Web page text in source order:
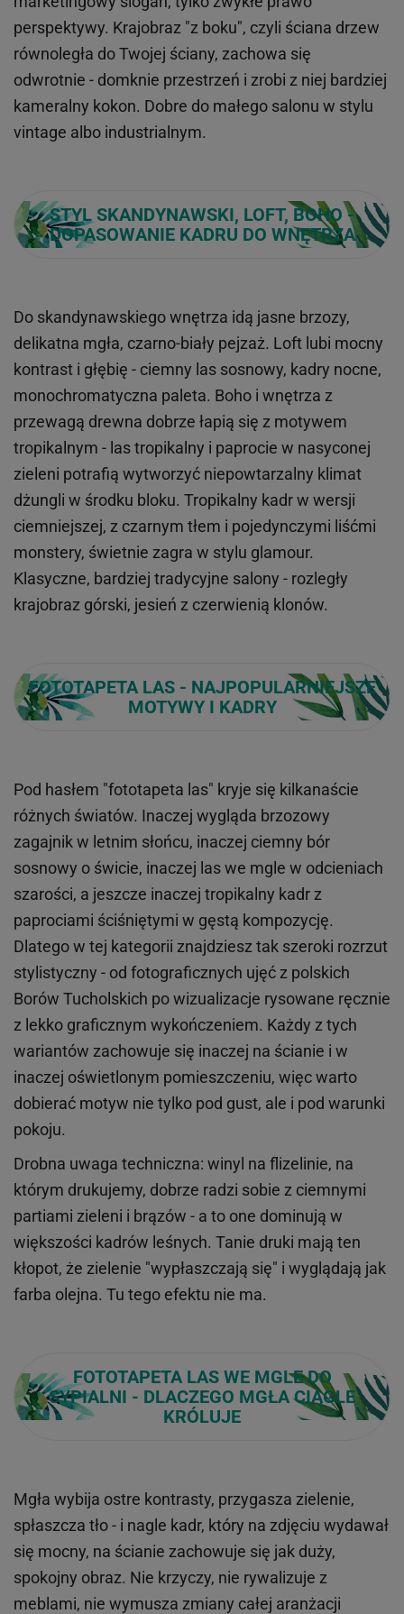
perspektywy. Krajobraz "z boku", czyli ściana drzew
równoległa do Twojej ściany, zachowa się
odwrotnie - domknie przestrzeń i zrobi z niej bardziej
kameralny kokon. Dobre do małego salonu w stylu
vintage albo industrialnym.
STYL SKANDYNAWSKI, LOFT, BOHO -
DOPASOWANIE KADRU DO WNĘTRZA
Do skandynawskiego wnętrza idą jasne brzozy,
delikatna mgła, czarno-biały pejzaż. Loft lubi mocny
kontrast i głębię - ciemny las sosnowy, kadry nocne,
monochromatyczna paleta. Boho i wnętrza z
przewagą drewna dobrze łapią się z motywem
tropikalnym - las tropikalny i paprocie w nasyconej
zieleni potrafią wytworzyć niepowtarzalny klimat
dżungli w środku bloku. Tropikalny kadr w wersji
ciemniejszej, z czarnym tłem i pojedynczymi liśćmi
monstery, świetnie zagra w stylu glamour.
Klasyczne, bardziej tradycyjne salony - rozległy
krajobraz górski, jesień z czerwienią klonów.
FOTOTAPETA LAS - NAJPOPULARNIEJSZE
MOTYWY I KADRY
Pod hasłem "fototapeta las" kryje się kilkanaście
różnych światów. Inaczej wygląda brzozowy
zagajnik w letnim słońcu, inaczej ciemny bór
sosnowy o świcie, inaczej las we mgle w odcieniach
szarości, a jeszcze inaczej tropikalny kadr z
paprociami ściśniętymi w gęstą kompozycję.
Dlatego w tej kategorii znajdziesz tak szeroki rozrzut
stylistyczny - od fotograficznych ujęć z polskich
Borów Tucholskich po wizualizacje rysowane ręcznie
z lekko graficznym wykończeniem. Każdy z tych
wariantów zachowuje się inaczej na ścianie i w
inaczej oświetlonym pomieszczeniu, więc warto
dobierać motyw nie tylko pod gust, ale i pod warunki
pokoju.
Drobna uwaga techniczna: winyl na flizelinie, na
którym drukujemy, dobrze radzi sobie z ciemnymi
partiami zieleni i brązów - a to one dominują w
większości kadrów leśnych. Tanie druki mają ten
kłopot, że zielenie "wypłaszczają się" i wyglądają jak
farba olejna. Tu tego efektu nie ma.
FOTOTAPETA LAS WE MGLE DO
SYPIALNI - DLACZEGO MGŁA CIĄGLE
KRÓLUJE
Mgła wybija ostre kontrasty, przygasza zielenie,
spłaszcza tło - i nagle kadr, który na zdjęciu wydawał
się mocny, na ścianie zachowuje się jak duży,
spokojny obraz. Nie krzyczy, nie rywalizuje z
meblami, nie wymusza zmiany całej aranżacji